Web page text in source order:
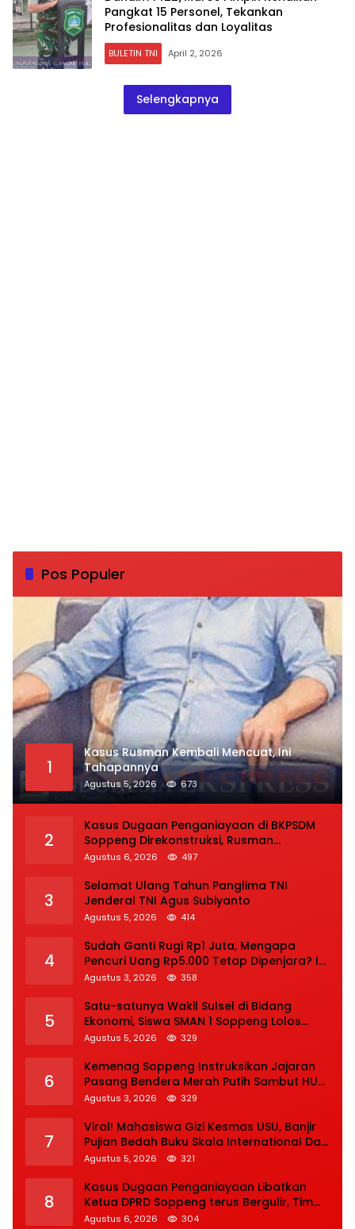
Pangkat 15 Personel, Tekankan
Profesionalitas dan Loyalitas
BULETIN TNI April 2, 2026
Selengkapnya
Pos Populer
1
Kasus Rusman Kembali Mencuat, Ini
Tahapannya
Agustus 5, 2026 673
2
Kasus Dugaan Penganiayaan di BKPSDM
Soppeng Direkonstruksi, Rusman
Tegaskan Proses Hukum Terus Berjalan
Agustus 6, 2026 497
3
Selamat Ulang Tahun Panglima TNI
Jenderal TNI Agus Subiyanto
Agustus 5, 2026 414
4
Sudah Ganti Rugi Rp1 Juta, Mengapa
Pencuri Uang Rp5.000 Tetap Dipenjara? Ini
Pertimbangan Hakim
Agustus 3, 2026 358
5
Satu-satunya Wakil Sulsel di Bidang
Ekonomi, Siswa SMAN 1 Soppeng Lolos
Semifinal OSN Nasional 2026
Agustus 5, 2026 329
6
Kemenag Soppeng Instruksikan Jajaran
Pasang Bendera Merah Putih Sambut HUT
Ke-81 RI
Agustus 3, 2026 329
7
Viral! Mahasiswa Gizi Kesmas USU, Banjir
Pujian Bedah Buku Skala International Dari
70 Ribu Rupiah Referensi Akademik Dunia
Agustus 5, 2026 321
8
Kasus Dugaan Penganiayaan Libatkan
Ketua DPRD Soppeng terus Bergulir, Tim
INAFIS Polda Sulsel Gelar Rekonstruksi
Agustus 6, 2026 304